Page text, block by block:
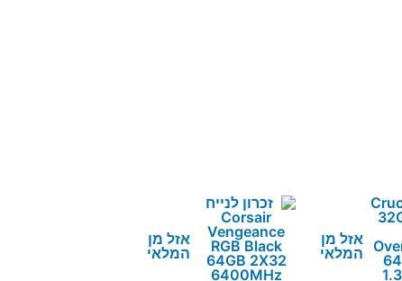
אזל מן
המלאי
אזל מן
המלאי